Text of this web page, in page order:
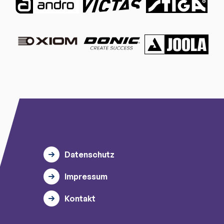
Datenschutz
Impressum
Kontakt